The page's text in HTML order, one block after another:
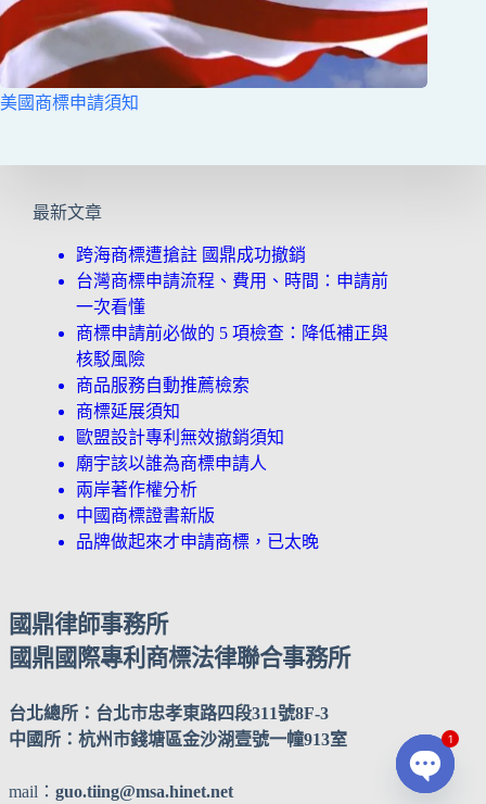
美國商標申請須知
最新文章
跨海商標遭搶註 國鼎成功撤銷
台灣商標申請流程、費用、時間：申請前
一次看懂
商標申請前必做的 5 項檢查：降低補正與
核駁風險
商品服務自動推薦檢索
商標延展須知
歐盟設計專利無效撤銷須知
廟宇該以誰為商標申請人
兩岸著作權分析
中國商標證書新版
品牌做起來才申請商標，已太晚
國鼎律師事務所
國鼎國際專利商標法律聯合事務所
台北總所：台北市忠孝東路四段311號8F-3
中國所：杭州市錢塘區金沙湖壹號一幢913室
mail： guo.tiing@msa.hinet.net
1